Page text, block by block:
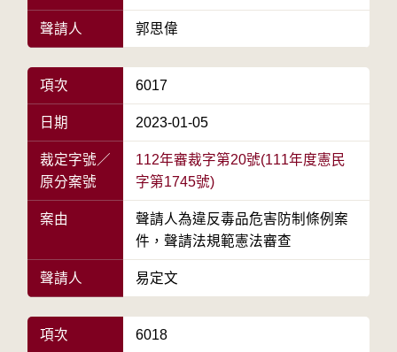
聲請人 郭思偉
項次 6017
日期 2023-01-05
裁定字號／
原分案號
112年審裁字第20號(111年度憲民
字第1745號)
案由
聲請人為違反毒品危害防制條例案
件，聲請法規範憲法審查
聲請人 易定文
項次 6018